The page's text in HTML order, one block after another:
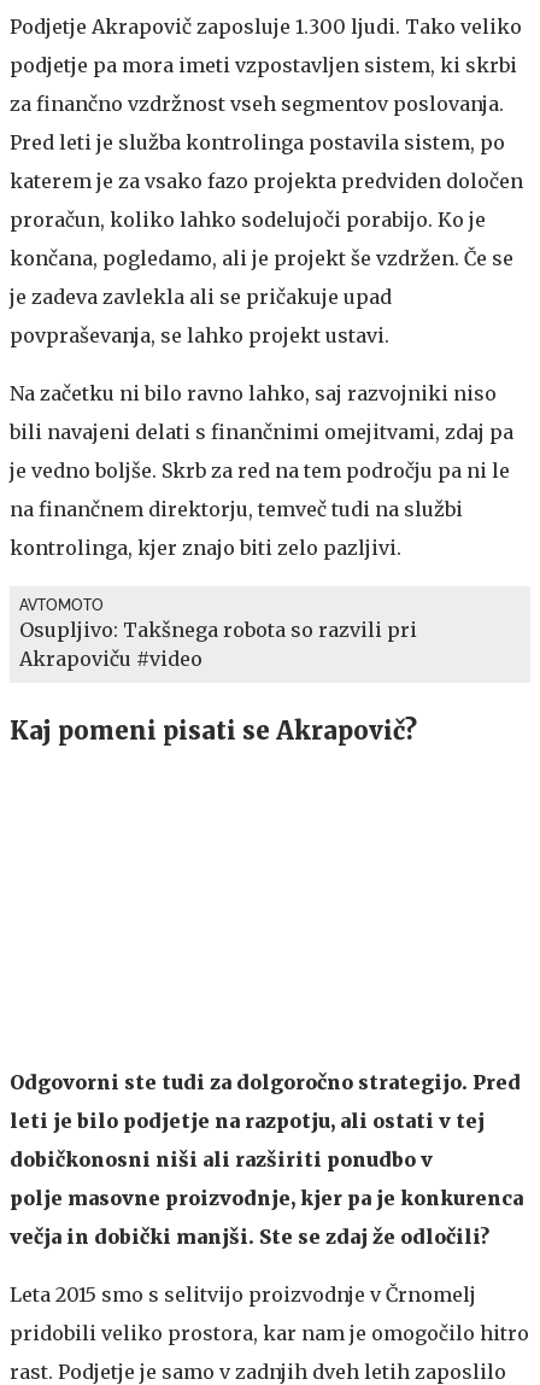
Podjetje Akrapovič zaposluje 1.300 ljudi. Tako veliko
podjetje pa mora imeti vzpostavljen sistem, ki skrbi
za finančno vzdržnost vseh segmentov poslovanja.
Pred leti je služba kontrolinga postavila sistem, po
katerem je za vsako fazo projekta predviden določen
proračun, koliko lahko sodelujoči porabijo. Ko je
končana, pogledamo, ali je projekt še vzdržen. Če se
je zadeva zavlekla ali se pričakuje upad
povpraševanja, se lahko projekt ustavi.
Na začetku ni bilo ravno lahko, saj razvojniki niso
bili navajeni delati s finančnimi omejitvami, zdaj pa
je vedno boljše. Skrb za red na tem področju pa ni le
na finančnem direktorju, temveč tudi na službi
kontrolinga, kjer znajo biti zelo pazljivi.
AVTOMOTO
Osupljivo: Takšnega robota so razvili pri
Akrapoviču #video
Kaj pomeni pisati se Akrapovič?
Odgovorni ste tudi za dolgoročno strategijo. Pred
leti je bilo podjetje na razpotju, ali ostati v tej
dobičkonosni niši ali razširiti ponudbo v
polje masovne proizvodnje, kjer pa je konkurenca
večja in dobički manjši. Ste se zdaj že odločili?
Leta 2015 smo s selitvijo proizvodnje v Črnomelj
pridobili veliko prostora, kar nam je omogočilo hitro
rast. Podjetje je samo v zadnjih dveh letih zaposlilo